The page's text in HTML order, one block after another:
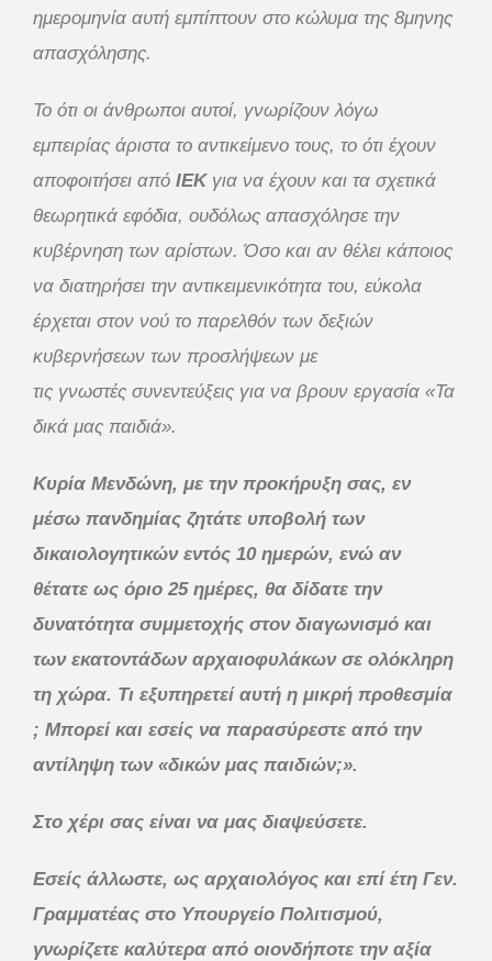
ημερομηνία αυτή εμπίπτουν στο κώλυμα της 8μηνης
απασχόλησης.
Το ότι οι άνθρωποι αυτοί, γνωρίζουν λόγω
εμπειρίας άριστα το αντικείμενο τους, το ότι έχουν
αποφοιτήσει από ΙΕΚγια να έχουν και τα σχετικά
θεωρητικά εφόδια, ουδόλως απασχόλησε την
κυβέρνηση των αρίστων. Όσο και αν θέλει κάποιος
να διατηρήσει την αντικειμενικότητα του, εύκολα
έρχεται στον νού το παρελθόν των δεξιών
κυβερνήσεων των προσλήψεων με
τις γνωστές συνεντεύξεις για να βρουν εργασία «Τα
δικά μας παιδιά».
Κυρία Μενδώνη, με την προκήρυξη σας, εν
μέσω πανδημίας ζητάτε υποβολή των
δικαιολογητικών εντός 10 ημερών, ενώ αν
θέτατε ως όριο 25 ημέρες, θα δίδατε την
δυνατότητα συμμετοχής στον διαγωνισμό και
των εκατοντάδων αρχαιοφυλάκων σε ολόκληρη
τη χώρα. Τι εξυπηρετεί αυτή η μικρή προθεσμία
; Μπορεί και εσείς να παρασύρεστε από την
αντίληψη των «δικών μας παιδιών;».
Στο χέρι σας είναι να μας διαψεύσετε.
Εσείς άλλωστε, ως αρχαιολόγος και επί έτη Γεν.
Γραμματέας στο Υπουργείο Πολιτισμού,
γνωρίζετε καλύτερα από οιονδήποτε την αξία